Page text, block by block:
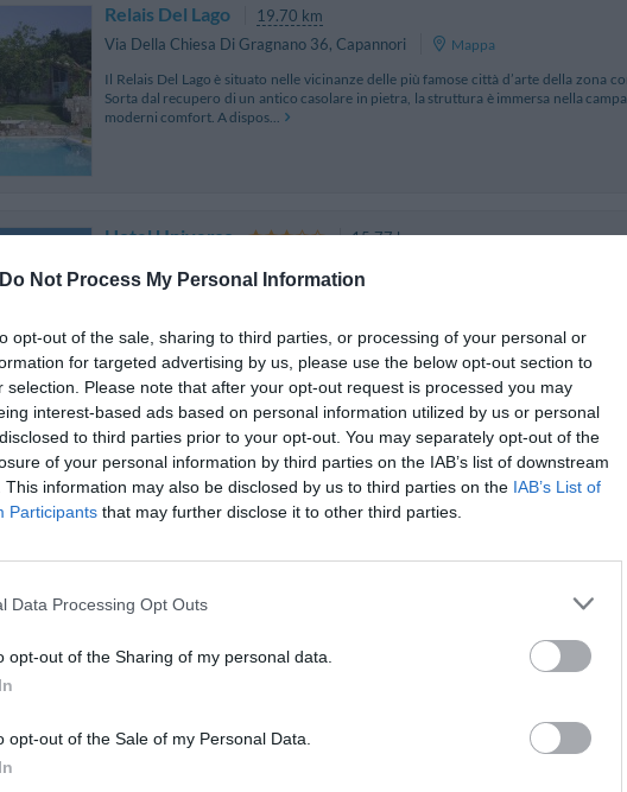
Do Not Process My Personal Information
opt-out of the sale, sharing to third parties, or processing of your personal or
for targeted advertising by us, please use the below opt-out section to
selection. Please note that after your opt-out request is processed you may
interest-based ads based on personal information utilized by us or personal
to third parties prior to your opt-out. You may separately opt-out of the
of your personal information by third parties on the IAB’s list of downstream
This information may also be disclosed by us to third parties on the IAB’s List of
Participants that may further disclose it to other third parties.
Data Processing Opt Outs
opt-out of the Sharing of my personal data.
opt-out of the Sale of my Personal Data.
Relais Del Lago
19.70 km
Via Della Chiesa Di Gragnano 36, Capannori
Mappa
Il Relais Del Lago è situato nelle vicinanze delle più famose città d’arte della zona
Sorta dal recupero di un antico casolare in pietra, la struttura è immersa nella
moderni comfort. A dispos...
Hotel Universo
15.77 km
L'Hotel Universo è una residenza storica del 1700, divenuta Hotel nel 1857,
Lucca fra il teatro cittadino e il grandioso Palazzo Ducale. Ubicato in posizione
a Piazza Napoleone e al teatro se...
Hotel Airone
17.53 km
Via A. Catalani 46 ,Pietrasanta
Mappa
L'Hotel Airone sorge nel cuore della Versilia a breve distanza dal centro di Tonfano
splendida posizione panoramica rispetto al mare e alle Alpi Apuane. Aperto
Ristorante tipico, una spaziosa ter...
L'Hotel Villa La Principessa si trova a Massa Pisana a breve distanza dal centro
verdeggianti colline toscane. La struttura consiste in una residenza aristocratica